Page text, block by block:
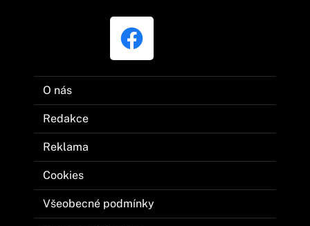
O nás
Redakce
Reklama
Cookies
Všeobecné podmínky